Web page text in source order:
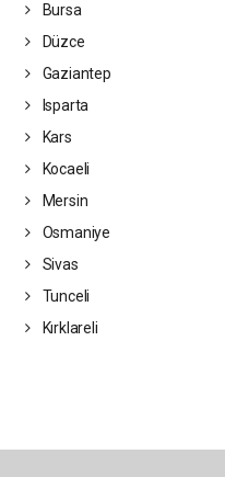
Bursa
Düzce
Gaziantep
Isparta
Kars
Kocaeli
Mersin
Osmaniye
Sivas
Tunceli
Kırklareli